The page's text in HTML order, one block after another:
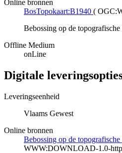
Online bronnen
BosTopokaart:B1940 (
Bebossing op de
Offline Medium
onLine
Digitale
Leveringseenheid
Vlaams Gewest
Online bronnen
Bebossing op de
WWW:DOWNLOAD-1.0-